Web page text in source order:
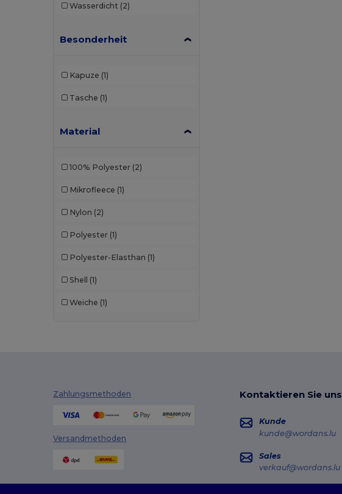
Wasserdicht (2)
Besonderheit
Kapuze (1)
Tasche (1)
Material
100% Polyester (2)
Mikrofleece (1)
Nylon (2)
Polyester (1)
Polyester-Elasthan (1)
Shell (1)
Weiche (1)
Zahlungsmethoden
Versandmethoden
Kontaktieren Sie uns
Kunde
kunde@wordans.lu
Sales
verkauf@wordans.lu